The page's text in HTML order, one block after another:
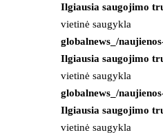
Ilgiausia saugojimo
vietinė saugykla
globalnews_/
Ilgiausia saugojimo
vietinė saugykla
globalnews_/
Ilgiausia saugojimo
vietinė saugykla